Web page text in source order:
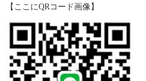
【ここにQRコード画像】